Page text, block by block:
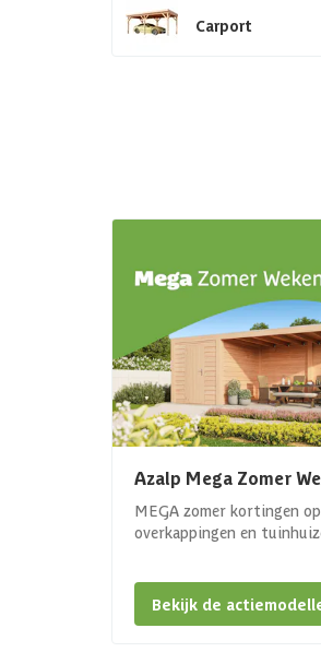
Carport
Azalp Mega Zomer
MEGA zomer kortingen op
overkappingen en
Bekijk de